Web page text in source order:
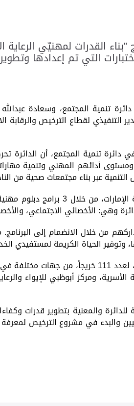
التي تم إعدادها
تنمية المجتمع، وسعادة عبدالله
التنفيذي لقطاع الترخيص والرقابة
دائرة تنمية المجتمع، أن
أدائهم المهني وتنمية
عبر بناء مجتمعات صحية من
وأضاف، تم إعداد برنامج بناء القدرات المتكامل
وهي: الأخصائي الاجتماعي،
من خلال الانضمام إلى
وتوفير الحياة الكريمة لمستفيدي
وأشار العامري إلى أنه تم تخريج الدفعة الأولى من البرنامج خلال
ومركز أبوظبي للإيواء
للدائرة والمعنية بتطوير قدرات
والبدء في مشروع الترخيص لمعرفة